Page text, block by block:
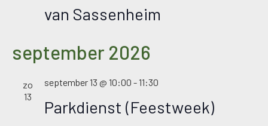
van Sassenheim
september 2026
zo
13
september 13 @ 10:00 -11:30
Parkdienst (Feestweek)